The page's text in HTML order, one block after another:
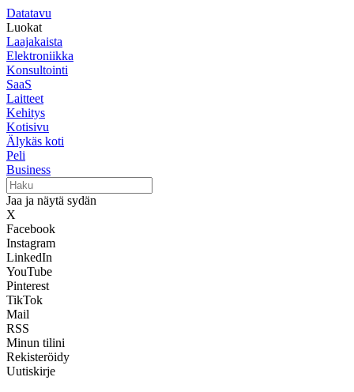
Datatavu
Luokat
Laajakaista
Elektroniikka
Konsultointi
SaaS
Laitteet
Kehitys
Kotisivu
Älykäs koti
Peli
Business
Jaa ja näytä sydän
X
Facebook
Instagram
LinkedIn
YouTube
Pinterest
TikTok
Mail
RSS
Minun tilini
Rekisteröidy
Uutiskirje